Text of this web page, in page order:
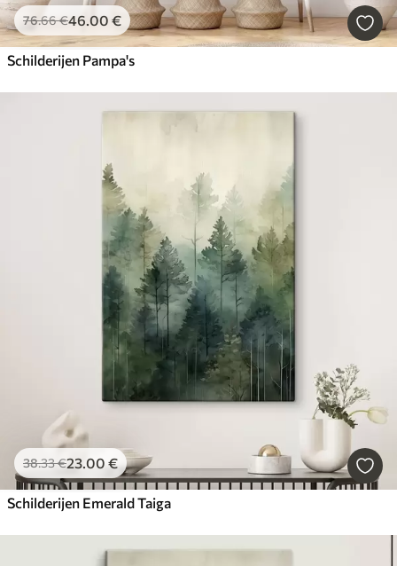
76.66€46.00 €
Schilderijen Pampa's
38.33€23.00 €
Schilderijen Emerald Taiga